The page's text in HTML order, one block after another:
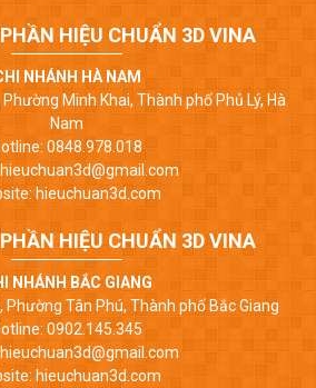
HIỆU CHUẨN 3D VINA
NHÁNH HÀ NAM
Minh Khai, Thành phố Phủ Lý, Hà
Nam
0848.978.018
hieuchuan3d@gmail.com
hieuchuan3d.com
HIỆU CHUẨN 3D VINA
NHÁNH BẮC GIANG
Phường Tân Phú, Thành phố Bắc Giang
0902.145.345
hieuchuan3d@gmail.com
hieuchuan3d.com